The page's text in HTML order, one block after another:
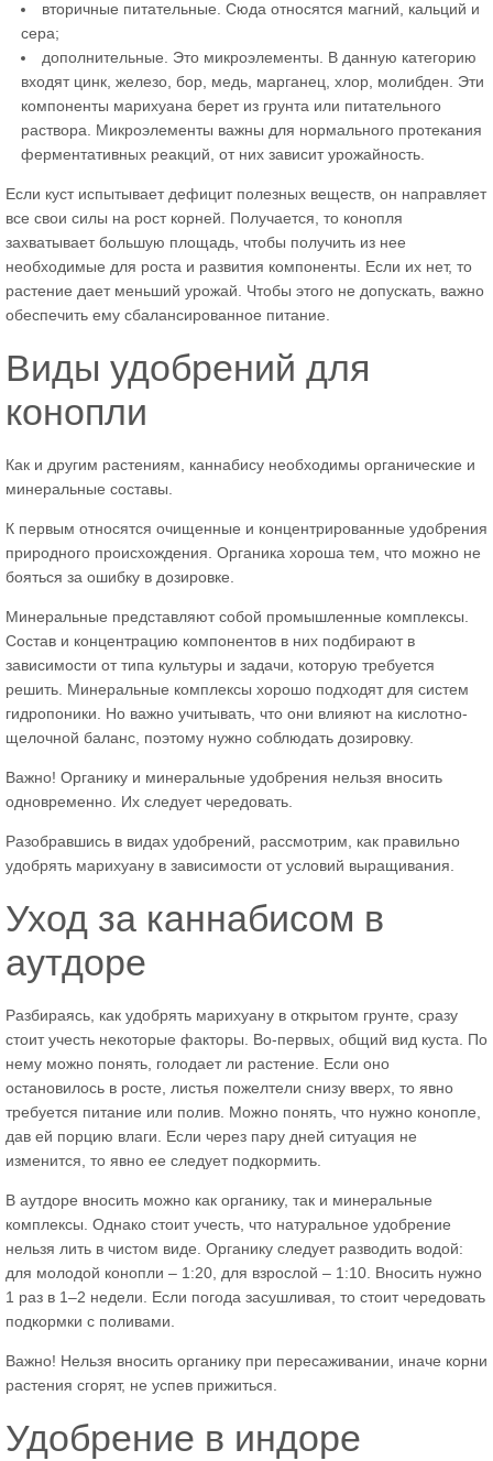
вторичные питательные. Сюда относятся магний, кальций и
сера;
дополнительные. Это микроэлементы. В данную категорию
входят цинк, железо, бор, медь, марганец, хлор, молибден. Эти
компоненты марихуана берет из грунта или питательного
раствора. Микроэлементы важны для нормального протекания
ферментативных реакций, от них зависит урожайность.
Если куст испытывает дефицит полезных веществ, он направляет
все свои силы на рост корней. Получается, то конопля
захватывает большую площадь, чтобы получить из нее
необходимые для роста и развития компоненты. Если их нет, то
растение дает меньший урожай. Чтобы этого не допускать, важно
обеспечить ему сбалансированное питание.
Виды удобрений для
конопли
Как и другим растениям, каннабису необходимы органические и
минеральные составы.
К первым относятся очищенные и концентрированные удобрения
природного происхождения. Органика хороша тем, что можно не
бояться за ошибку в дозировке.
Минеральные представляют собой промышленные комплексы.
Состав и концентрацию компонентов в них подбирают в
зависимости от типа культуры и задачи, которую требуется
решить. Минеральные комплексы хорошо подходят для систем
гидропоники. Но важно учитывать, что они влияют на кислотно-
щелочной баланс, поэтому нужно соблюдать дозировку.
Важно! Органику и минеральные удобрения нельзя вносить
одновременно. Их следует чередовать.
Разобравшись в видах удобрений, рассмотрим, как правильно
удобрять марихуану в зависимости от условий выращивания.
Уход за каннабисом в
аутдоре
Разбираясь, как удобрять марихуану в открытом грунте, сразу
стоит учесть некоторые факторы. Во-первых, общий вид куста. По
нему можно понять, голодает ли растение. Если оно
остановилось в росте, листья пожелтели снизу вверх, то явно
требуется питание или полив. Можно понять, что нужно конопле,
дав ей порцию влаги. Если через пару дней ситуация не
изменится, то явно ее следует подкормить.
В аутдоре вносить можно как органику, так и минеральные
комплексы. Однако стоит учесть, что натуральное удобрение
нельзя лить в чистом виде. Органику следует разводить водой:
для молодой конопли – 1:20, для взрослой – 1:10. Вносить нужно
1 раз в 1–2 недели. Если погода засушливая, то стоит чередовать
подкормки с поливами.
Важно! Нельзя вносить органику при пересаживании, иначе корни
растения сгорят, не успев прижиться.
Удобрение в индоре